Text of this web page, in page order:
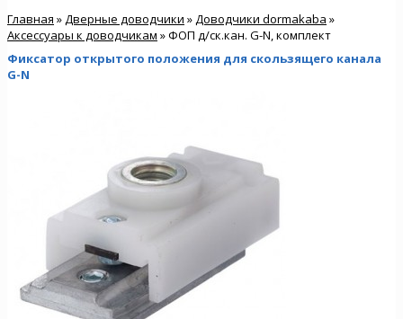
Главная » Дверные доводчики » Доводчики dormakaba »
Аксессуары к доводчикам » ФОП д/ск.кан. G-N, комплект
Фиксатор открытого положения для скользящего канала
G-N